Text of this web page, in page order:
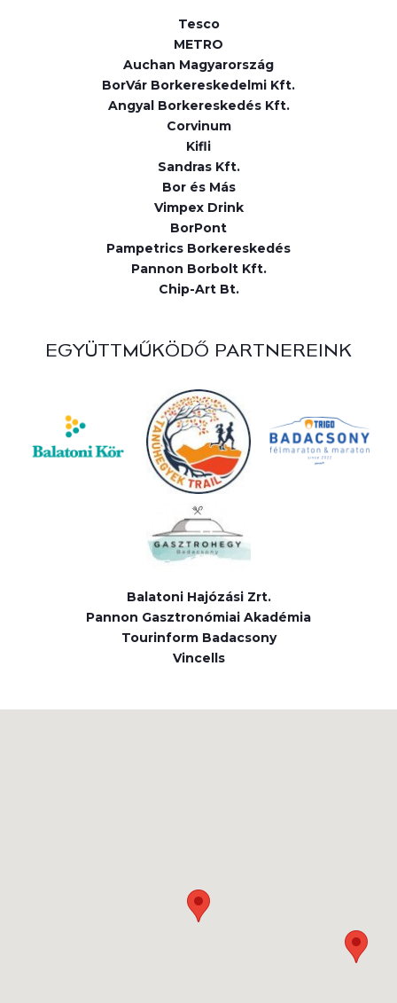
Tesco
METRO
Auchan Magyarország
BorVár Borkereskedelmi Kft.
Angyal Borkereskedés Kft.
Corvinum
Kifli
Sandras Kft.
Bor és Más
Vimpex Drink
BorPont
Pampetrics Borkereskedés
Pannon Borbolt Kft.
Chip-Art Bt.
EGYÜTTMŰKÖDŐ PARTNEREINK
Balatoni Hajózási Zrt.
Pannon Gasztronómiai Akadémia
Tourinform Badacsony
Vincells